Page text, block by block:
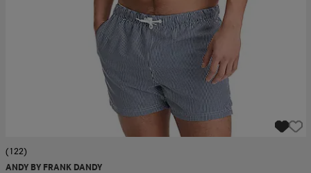
(122)
ANDY BY FRANK DANDY